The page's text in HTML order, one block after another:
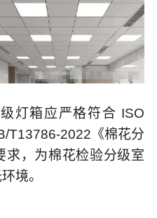
灯箱应严格符合 ISO
T13786-2022《棉花分
求，为棉花检验分级室
境。